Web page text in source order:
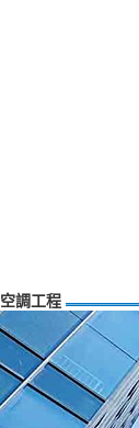
空調工程